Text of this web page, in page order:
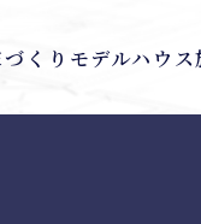
くり モデルハウス